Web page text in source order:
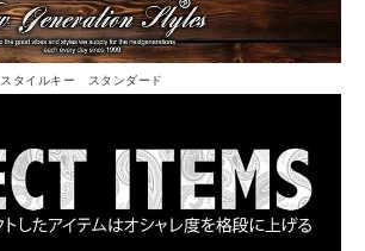
スタイルキー スタンダード